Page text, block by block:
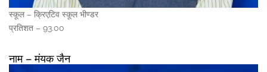
स्कूल – क्रिएटिव स्कूल भीण्डर
प्रतिशत – 93.00
नाम – मंयक जैन